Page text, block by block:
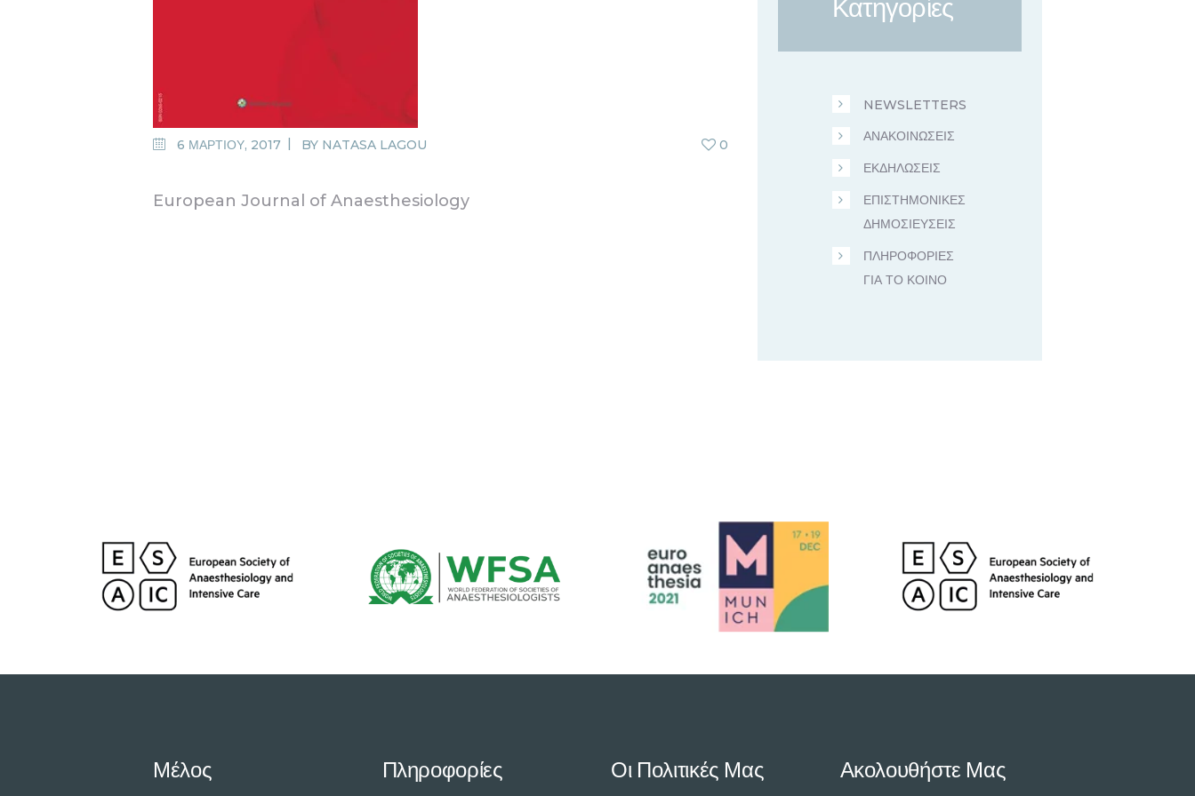
6 ΜΑΡΤΙΟΥ, 2017 BY NATASA LAGOU 0
European Journal of Anaesthesiology
Κατηγορίες
NEWSLETTERS
ΑΝΑΚΟΙΝΩΣΕΙΣ
ΕΚΔΗΛΩΣΕΙΣ
ΕΠΙΣΤΗΜΟΝΙΚΕΣ
ΔΗΜΟΣΙΕΥΣΕΙΣ
ΠΛΗΡΟΦΟΡΙΕΣ
ΓΙΑ ΤΟ ΚΟΙΝΟ
Μέλος Πληροφορίες Οι Πολιτικές Μας Ακολουθήστε Μας